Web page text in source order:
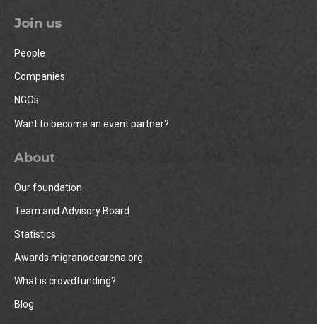
Join us
People
Companies
NGOs
Want to become an event partner?
About
Our foundation
Team and Advisory Board
Statistics
Awards migranodearena.org
What is crowdfunding?
Blog